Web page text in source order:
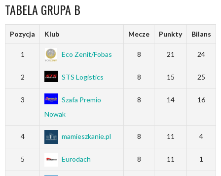
TABELA GRUPA B
Pozycja Klub Mecze Punkty Bilans
1 Eco Zenit/Fobas 8 21 24
2 STS Logistics 8 15 25
3
Szafa Premio
Nowak
8 14 16
4 mamieszkanie.pl 8 11 4
5 Eurodach 8 11 1